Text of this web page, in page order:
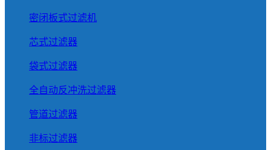
密闭板式过滤机
芯式过滤器
袋式过滤器
全自动反冲洗过滤器
管道过滤器
非标过滤器